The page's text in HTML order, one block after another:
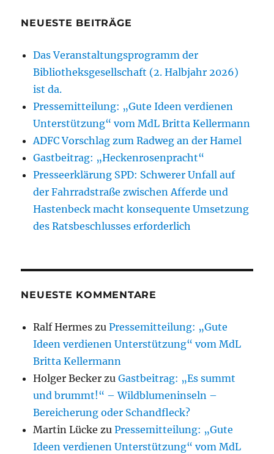
NEUESTE BEITRÄGE
Das Veranstaltungsprogramm der
Bibliotheksgesellschaft (2. Halbjahr 2026)
ist da.
Pressemitteilung: „Gute Ideen verdienen
Unterstützung“ vom MdL Britta Kellermann
ADFC Vorschlag zum Radweg an der Hamel
Gastbeitrag: „Heckenrosenpracht“
Presseerklärung SPD: Schwerer Unfall auf
der Fahrradstraße zwischen Afferde und
Hastenbeck macht konsequente Umsetzung
des Ratsbeschlusses erforderlich
NEUESTE KOMMENTARE
Ralf Hermes zuPressemitteilung: „Gute
Ideen verdienen Unterstützung“ vom MdL
Britta Kellermann
Holger Becker zuGastbeitrag: „Es summt
und brummt!“ – Wildblumeninseln –
Bereicherung oder Schandfleck?
Martin Lücke zuPressemitteilung: „Gute
Ideen verdienen Unterstützung“ vom MdL